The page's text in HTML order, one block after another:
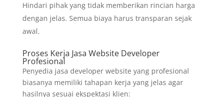
Hindari pihak yang tidak memberikan rincian harga
dengan jelas. Semua biaya harus transparan sejak
awal.
Proses Kerja Jasa Website Developer
Profesional
Penyedia jasa developer website yang profesional
biasanya memiliki tahapan kerja yang jelas agar
hasilnya sesuai ekspektasi klien: